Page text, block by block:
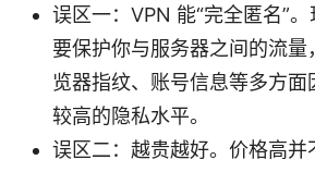
误区一：VPN 能“完全匿名”
要保护你与服务器之间的流量
览器指纹、账号信息等多方面
较高的隐私水平。
误区二：越贵越好。价格高并